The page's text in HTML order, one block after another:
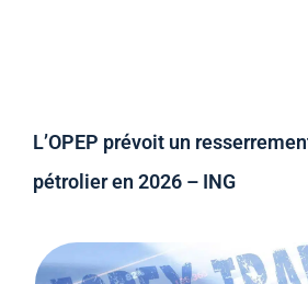
L’OPEP prévoit un
pétrolier en 2026 – ING